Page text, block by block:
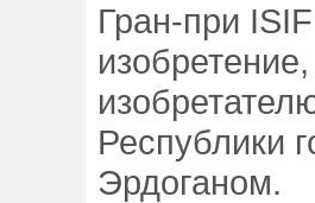
Гран-при
Республики
Эрдоганом.